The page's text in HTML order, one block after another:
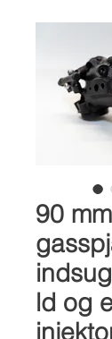
90 mm
ld og